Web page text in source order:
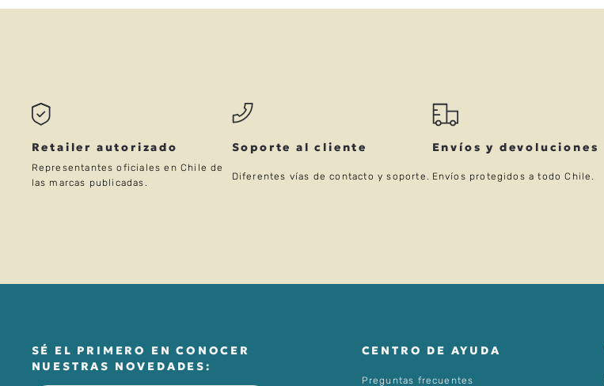
Retailer autorizado
Representantes oficiales en Chile de
las marcas publicadas.
Soporte al cliente
Diferentes vías de contacto y soporte.
Envíos y devoluciones
Envíos protegidos a todo Chile.
SÉ EL PRIMERO EN CONOCER
NUESTRAS NOVEDADES:
CENTRO DE AYUDA
Preguntas frecuentes